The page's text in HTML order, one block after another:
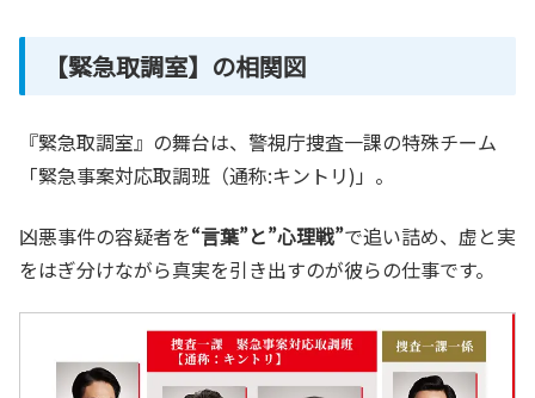
【緊急取調室】の相関図
『緊急取調室』の舞台は、警視庁捜査一課の特殊チーム
「緊急事案対応取調班（通称:キントリ)」。
凶悪事件の容疑者を“言葉”と”心理戦”で追い詰め、虚と実
をはぎ分けながら真実を引き出すのが彼らの仕事です。